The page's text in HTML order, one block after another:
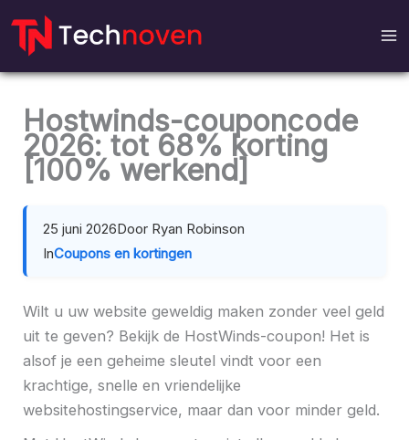
Meteen
Hostwinds-couponcode
2026: tot 68% korting
[100% werkend]
25 juni 2026Door Ryan Robinson
InCoupons en kortingen
Wilt u uw website geweldig maken zonder veel geld
uit te geven? Bekijk de HostWinds-coupon! Het is
alsof je een geheime sleutel vindt voor een
krachtige, snelle en vriendelijke
websitehostingservice, maar dan voor minder geld.